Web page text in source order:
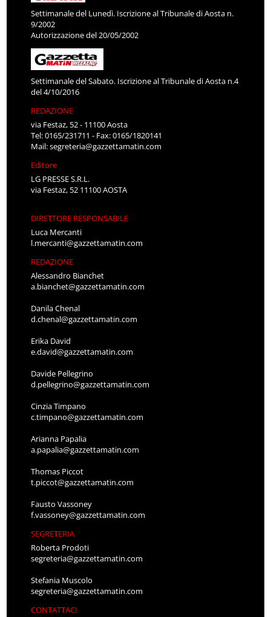
Settimanale del Lunedì. Iscrizione al Tribunale di Aosta n.
9/2002
Autorizzazione del 20/05/2002
Settimanale del Sabato. Iscrizione al Tribunale di Aosta n.4
del 4/10/2016
REDAZIONE
via Festaz, 52 - 11100 Aosta
Tel: 0165/231711 - Fax: 0165/1820141
Mail:segreteria@gazzettamatin.com
Editore
LG PRESSE S.R.L.
via Festaz, 52 11100 AOSTA
DIRETTORE RESPONSABILE
Luca Mercanti
l.mercanti@gazzettamatin.com
REDAZIONE
Alessandro Bianchet
a.bianchet@gazzettamatin.com
Danila Chenal
d.chenal@gazzettamatin.com
Erika David
e.david@gazzettamatin.com
Davide Pellegrino
d.pellegrino@gazzettamatin.com
Cinzia Timpano
c.timpano@gazzettamatin.com
Arianna Papalia
a.papalia@gazzettamatin.com
Thomas Piccot
t.piccot@gazzettamatin.com
Fausto Vassoney
f.vassoney@gazzettamatin.com
SEGRETERIA
Roberta Prodoti
segreteria@gazzettamatin.com
Stefania Muscolo
segreteria@gazzettamatin.com
CONTATTACI